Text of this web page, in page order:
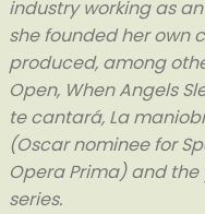
industry working as
she founded her own
produced, among
Open, When Angels
te cantará, La
(Oscar nominee for
Opera Prima) and
series.